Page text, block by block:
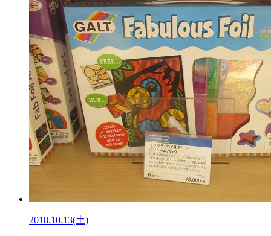
2018.10.13(土)